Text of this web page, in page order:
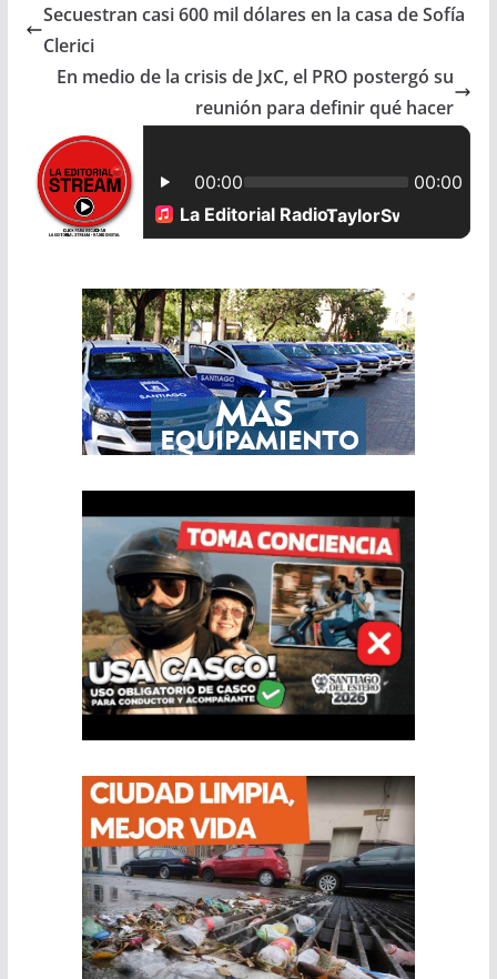
e
o
k
t
s
A
i
l
r
e
Secuestran casi 600 mil dólares en la casa de Sofía
Clerici
En medio de la crisis de JxC, el PRO postergó su
reunión para definir qué hacer